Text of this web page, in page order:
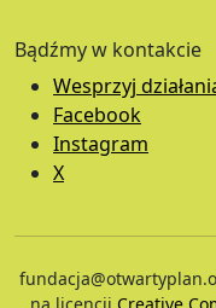
Bądźmy w kontakcie
Wesprzyj
Facebook
Instagram
X